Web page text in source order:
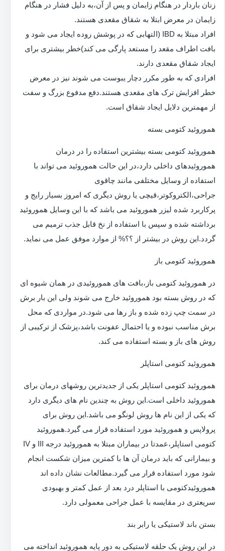
زنان باردار در هنگام زایمان و پس از آن،به دلیل فشار در هنگام
زایمان در معرض ابتلا به شقاق مقعدی هستند.
افراد مبتلا به IBD (التهابی که در پوشش روده ایجاد می شود و
بافت اطراف مقعد را مستعد پارگی می کند)خطر بیشتری برای
ایجاد شقاق مقعدی دارند.
افرادی که به طور مکرر دچار یبوست می شوند نیز در معرض
خطر افزایش ترک های مقعدی هستند.دفع مدفوع بزرگ و سفت
از مهمترین دلایل ایجاد شقاق است.
هموروئید کتومی بسته
هموروئید کتومی بسته بیشترین استفاده را در درمان
هموروئیدهای داخلی دارد،در این حالت هموروئید می تواند با
استفاده از وسایل مختلفی مانند چاقوی
جراحی،الکتروکوتر،قیچی یا روش دیگری که امروز بسیار رایج و
پرکاربرد شده لیزر هموروئید می باشد که با این وسایل هموروئید
برداشته شده و سپس با استفاده از نخ قابل جذب ترمیم می
گردد.این روش در بیشتر از ؟؟% از موارد موفق عمل می نماید.
هموروئید کتومی باز
در هموروئید کتومی باز،بافت های هموروئیدی در همان شیوه ای
که در روش بسته بود هموروئید خارج می شوند ولی این بار برش
در سمت چپ زده شده و باز رها می شود.در مواردی که محل
برش مناسب نبوده و یا احتمال عفونت باشد،پزشک از ترکیبی از
روش های باز و بسته استفاده می کند.
هموروئید کتومی استاپلر
هموروئید کتومی استاپلر یکی از جدیدترین روشهای درمان برای
هموروئید داخلی است.این روش به چندین نام های دیگری دارد
که یکی از این نام ها روش لونگو می باشد.این روش برای
پرولاپس و هموروئید مورد استفاده قرار می گیرد.هموروئید
کتومی استاپلر،عمدتا در بیماران مبتلا به هموروئید درجه III و IV
و بیمارانی که باید درمان آن ها با کمترین میزان شکست انجام
شود مورد استفاده قرار می گیرد.مطالعات نشان داده اند
هموروئیدکتومی با استاپلر درد بعد از عمل کمتر و بهبودی
سریعتری در مقایسه با عمل جراحی معمولی دارد.
بستن باند لاستیکی یا رابر بند
در این روش یک حلقه لاستیکی به دور پایه هموروئید انداخته می